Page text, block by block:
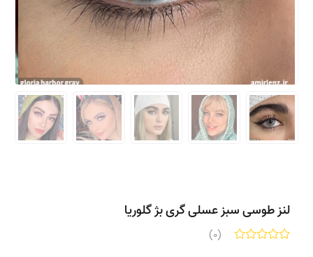
لنز طوسی سبز عسلی گری بژ گلوریا
(0)